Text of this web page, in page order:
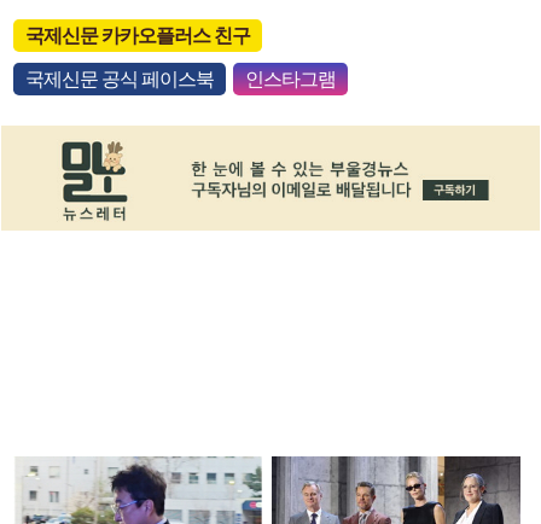
국제신문 카카오플러스 친구
국제신문 공식 페이스북 인스타그램